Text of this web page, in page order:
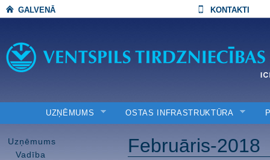
GALVENĀ KONTAKTI
UZŅĒMUMS OSTAS INFRASTRUKTŪRA
Uzņēmums
Vadība
Februāris-2018